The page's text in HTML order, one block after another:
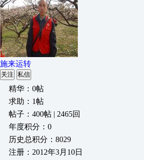
施来运转
关注 私信
精华：0帖
求助：1帖
帖子：400帖 | 2465回
年度积分：0
历史总积分：8029
注册：2012年3月10日